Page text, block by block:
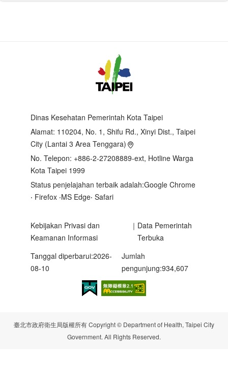
Dinas Kesehatan Pemerintah Kota Taipei
Alamat: 110204, No. 1, Shifu Rd., Xinyi Dist., Taipei
City (Lantai 3 Area Tenggara)
No. Telepon: +886-2-27208889-ext, Hotline Warga
Kota Taipei 1999
Status penjelajahan terbaik adalah:Google Chrome
‧ Firefox ‧MS Edge‧ Safari
Kebijakan Privasi dan
Keamanan Informasi
｜ Data Pemerintah
Terbuka
Tanggal diperbarui:2026-
08-10
Jumlah
pengunjung:934,607
臺北市政府衛生局版權所有 Copyright © Department of Health, Taipei City
Government. All Rights Reserved.